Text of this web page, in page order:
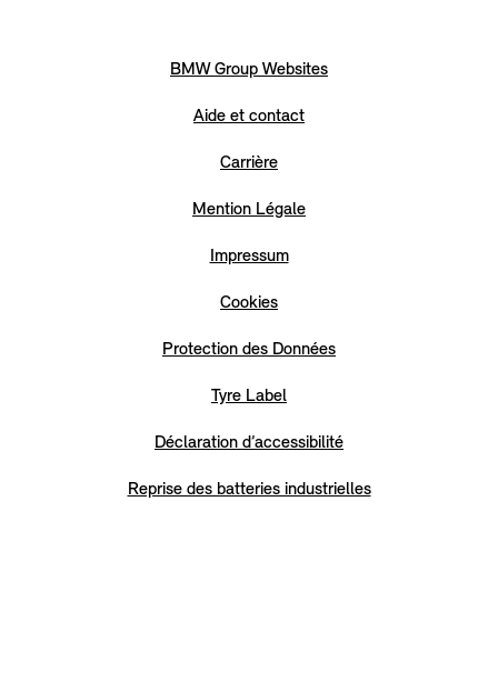
BMW Group Websites
Aide et contact
Carrière
Mention Légale
Impressum
Cookies
Protection des Données
Tyre Label
Déclaration d’accessibilité
Reprise des batteries industrielles